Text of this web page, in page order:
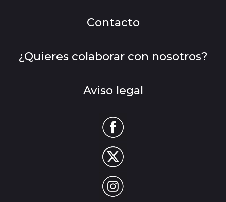
Contacto
¿Quieres colaborar con nosotros?
Aviso legal